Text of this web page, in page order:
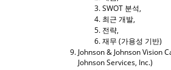
SWOT 분석,
최근 개발,
전략,
재무 (가용성 기반)
Johnson & Johnson Vision
Johnson Services, Inc.)